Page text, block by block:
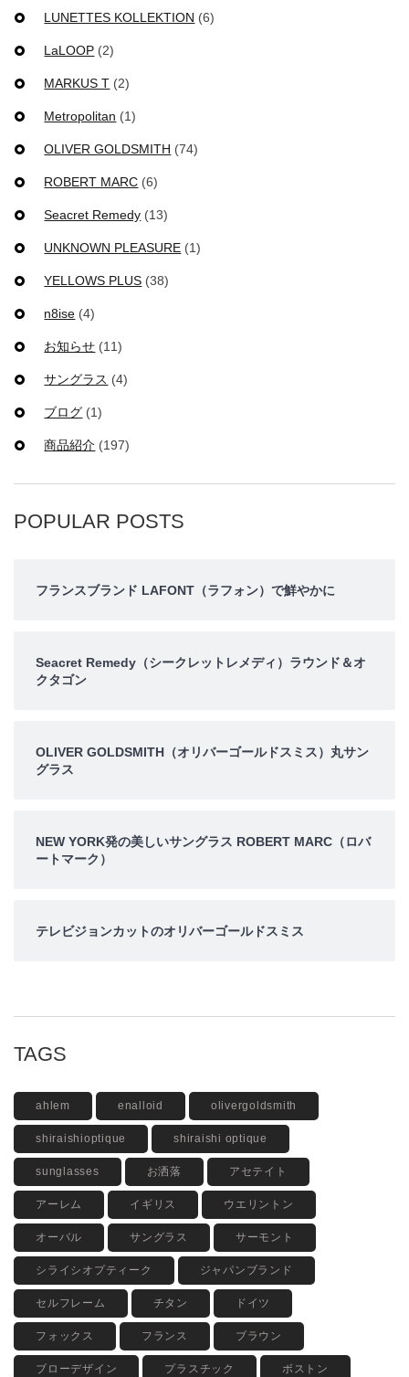
LUNETTES KOLLEKTION (6)
LaLOOP (2)
MARKUS T (2)
Metropolitan (1)
OLIVER GOLDSMITH (74)
ROBERT MARC (6)
Seacret Remedy (13)
UNKNOWN PLEASURE (1)
YELLOWS PLUS (38)
n8ise (4)
お知らせ (11)
サングラス (4)
ブログ (1)
商品紹介 (197)
POPULAR POSTS
フランスブランド LAFONT（ラフォン）で鮮やかに
Seacret Remedy（シークレットレメディ）ラウンド＆オ
クタゴン
OLIVER GOLDSMITH（オリバーゴールドスミス）丸サン
グラス
NEW YORK発の美しいサングラス ROBERT MARC（ロバ
ートマーク）
テレビジョンカットのオリバーゴールドスミス
TAGS
ahlem enalloid olivergoldsmith
shiraishioptique shiraishi optique
sunglasses お洒落 アセテイト
アーレム イギリス ウエリントン
オーバル サングラス サーモント
シライシオプティーク ジャパンブランド
セルフレーム チタン ドイツ
フォックス フランス ブラウン
ブローデザイン プラスチック ボストン